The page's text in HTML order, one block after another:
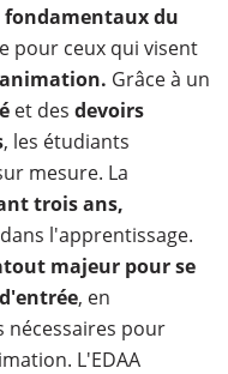
fondamentaux du
pour ceux qui visent
Grâce à un
et des devoirs
, les étudiants
mesure. La
trois ans,
l'apprentissage.
majeur pour se
, en
nécessaires pour
L'EDAA